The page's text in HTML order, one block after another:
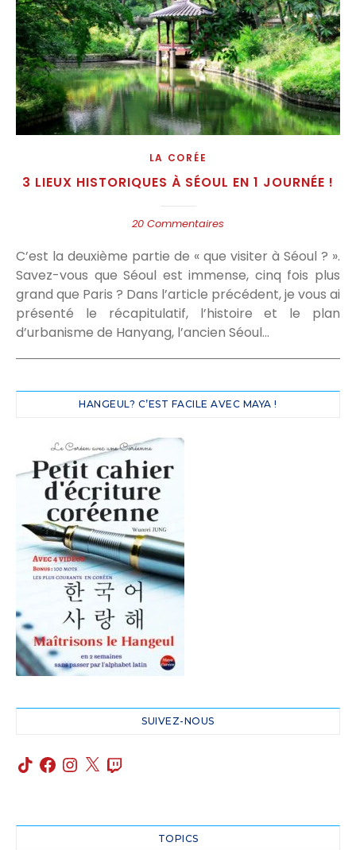
LA CORÉE
3 LIEUX HISTORIQUES À SÉOUL EN 1 JOURNÉE !
20 Commentaires
C’est la deuxième partie de « que visiter à Séoul ? ».
Savez-vous que Séoul est immense, cinq fois plus
grand que Paris ? Dans l’article précédent, je vous ai
présenté le récapitulatif, l’histoire et le plan
d’urbanisme de Hanyang, l’ancien Séoul…
HANGEUL? C’EST FACILE AVEC MAYA !
SUIVEZ-NOUS
TOPICS